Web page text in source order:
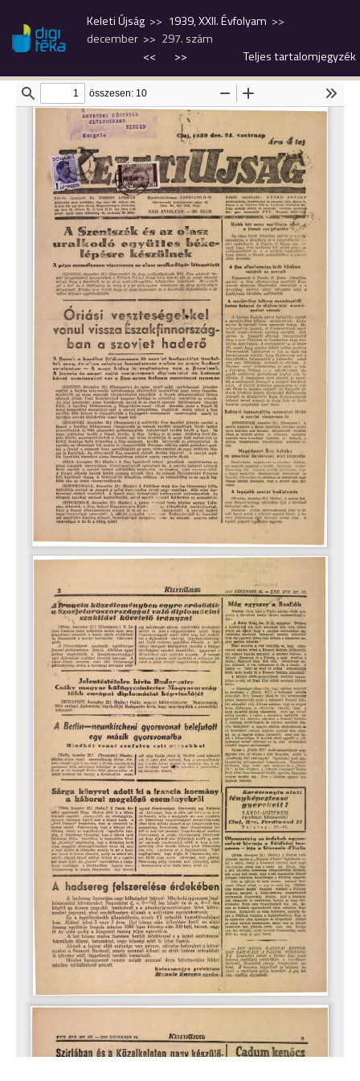
Keleti Újság
1939, XXII. Évfolyam
december
297. szám
<<
>> Teljes tartalomjegyzék